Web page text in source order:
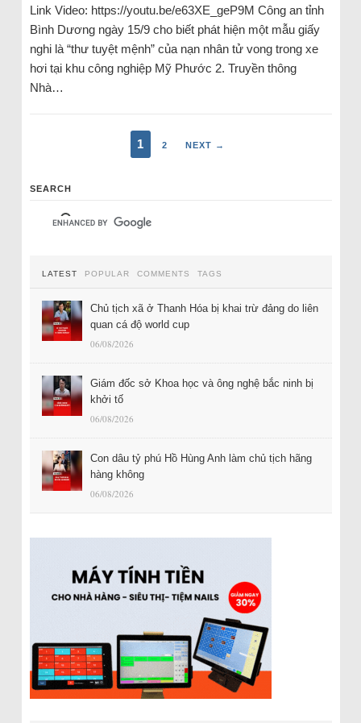
Link Video: https://youtu.be/e63XE_geP9M Công an tỉnh
Bình Dương ngày 15/9 cho biết phát hiện một mẫu giấy
nghi là “thư tuyệt mệnh” của nạn nhân tử vong trong xe
hơi tại khu công nghiệp Mỹ Phước 2. Truyền thông
Nhà…
1 2 NEXT →
SEARCH
LATEST POPULAR COMMENTS TAGS
Chủ tịch xã ở Thanh Hóa bị khai trừ đảng do liên
quan cá độ world cup
06/08/2026
Giám đốc sở Khoa học và ông nghệ bắc ninh bị
khởi tố
06/08/2026
Con dâu tỷ phú Hồ Hùng Anh làm chủ tịch hãng
hàng không
06/08/2026